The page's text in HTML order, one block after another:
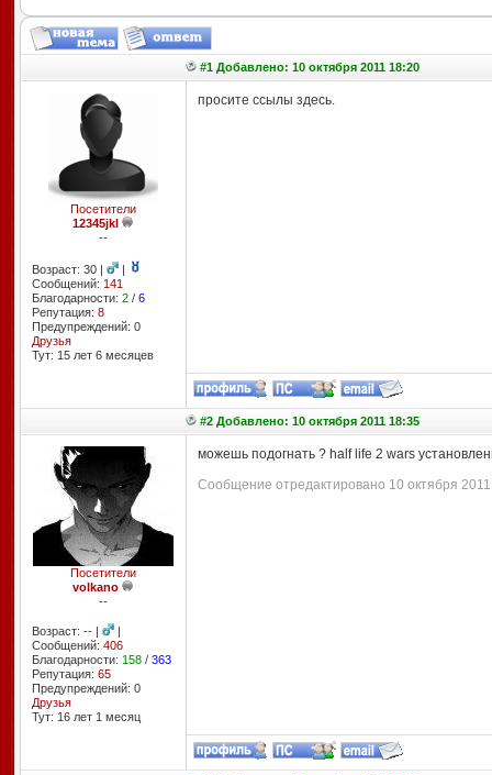
#1 Добавлено: 10 октября 2011 18:20
Посетители
12345jkl
--
Возраст: 30 |
|
Сообщений: 141
Благодарности: 2/ 6
Репутация: 8
Предупреждений: 0
Друзья
Тут: 15 лет 6 месяцев
просите ссылы здесь.
#2 Добавлено: 10 октября 2011 18:35
Посетители
volkano
--
Возраст: -- |
|
Сообщений: 406
Благодарности: 158/ 363
Репутация: 65
Предупреждений: 0
Друзья
Тут: 16 лет 1 месяц
можешь подогнать ? half life 2 wars
Сообщение отредактировано 10 октября